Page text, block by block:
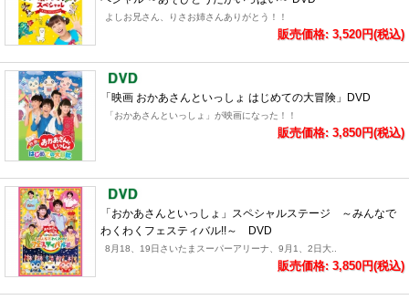
よしお兄さん、りさお姉さんありがとう！！
販売価格: 3,520円(税込)
「映画 おかあさんといっしょ はじめての大冒険」DVD
「おかあさんといっしょ」が映画になった！！
販売価格: 3,850円(税込)
「おかあさんといっしょ」スペシャルステージ ～みんなで
わくわくフェスティバル!!～ DVD
8月18、19日さいたまスーパーアリーナ、9月1、2日大..
販売価格: 3,850円(税込)